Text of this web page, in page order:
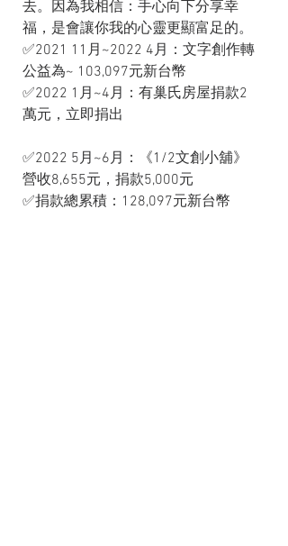
去。因為我相信：手心向下分享幸
福，是會讓你我的心靈更顯富足的。
✅2021 11月~2022 4月：文字創作轉
公益為~ 103,097元新台幣
✅2022 1月~4月：有巢氏房屋捐款2
萬元，立即捐出
✅2022 5月~6月：《1/2文創小舖》
營收8,655元，捐款5,000元
✅捐款總累積：128,097元新台幣